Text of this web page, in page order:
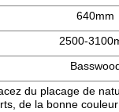
640mm
2500-
du placage de
de la bonne